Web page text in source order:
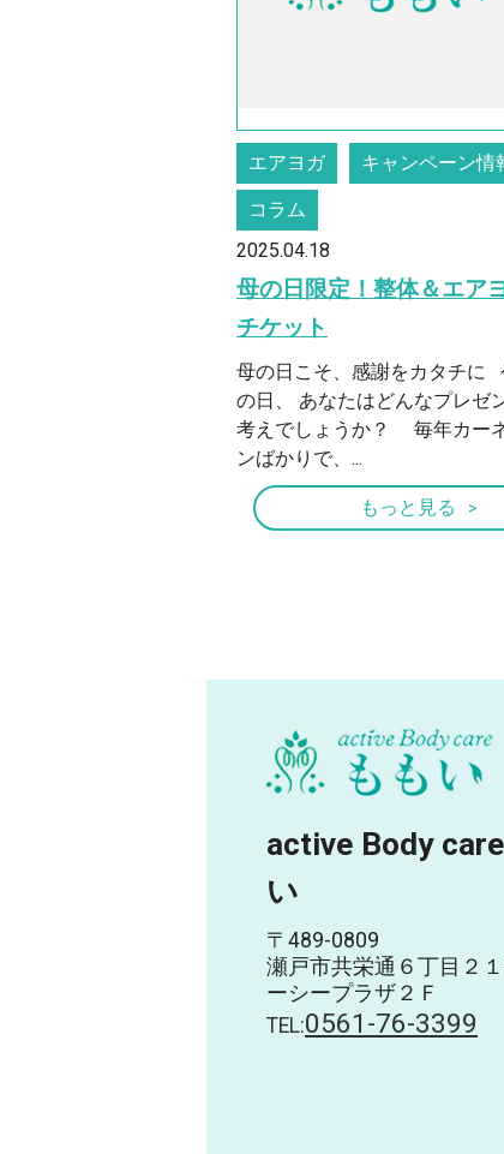
エアヨガ キャンペーン情
コラム
2025.04.18
母の日限定！整体＆エア
チケット
母の日こそ、感謝をカタチに
の日、 あなたはどんなプレゼ
考えでしょうか？ 毎年カー
ンばかりで、...
もっと見る
active Body
い
〒489-0809
瀬戸市共栄通６丁目２
ーシープラザ２Ｆ
TEL:0561-76-3399